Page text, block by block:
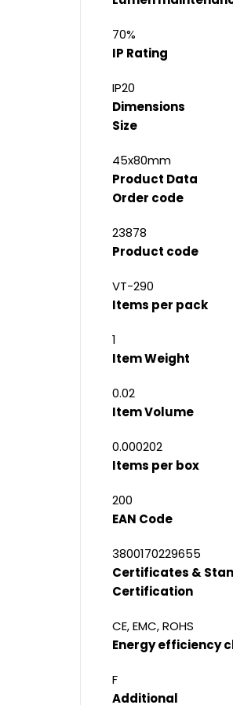
70%
IP Rating
IP20
Dimensions
Size
45x80mm
Product Data
Order code
23878
Product code
VT-290
Items per pack
1
Item Weight
0.02
Item Volume
0.000202
Items per box
200
EAN Code
3800170229655
Certificates &
Certification
CE, EMC, ROHS
Energy efficiency
F
Additional